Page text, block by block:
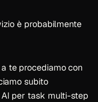
è probabilmente
te procediamo con
subito
per task multi-step